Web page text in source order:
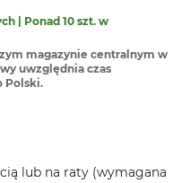
| Ponad 10 szt. w
magazynie centralnym w
uwzględnia czas
Polski.
lub na raty (wymagana